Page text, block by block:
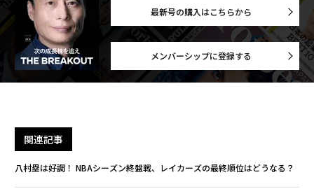
最新号の購入はこちらから
メンバーシップに登録する
関連記事
八村塁は好調！ NBAシーズン終盤戦、レイカーズの最終順位はどうなる？